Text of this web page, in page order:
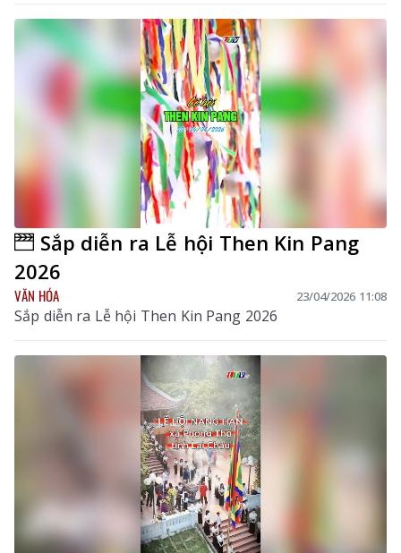
Sắp diễn ra Lễ hội Then Kin Pang
2026
VĂN HÓA 23/04/2026 11:08
Sắp diễn ra Lễ hội Then Kin Pang 2026